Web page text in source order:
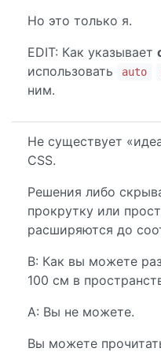
Но это только я.
EDIT: Как указывает
использовать
auto
ним.
Не существует
CSS.
Решения либо
прокрутку или
расширяются до
В: Как вы можете
100 см в
A: Вы не можете.
Вы можете